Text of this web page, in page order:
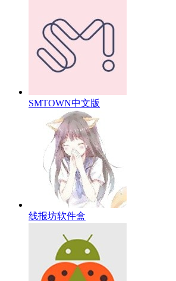
SMTOWN中文版
线报坊软件盒